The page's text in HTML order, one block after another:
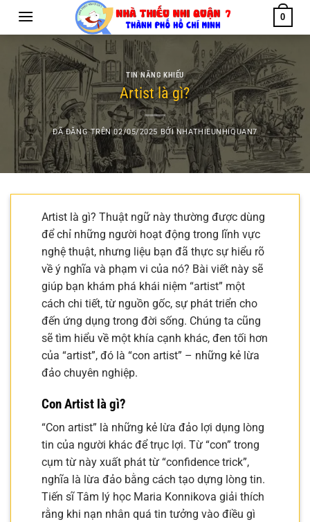
dung
0
TIN NĂNG KHIẾU
Artist là gì?
ĐÃ ĐĂNG TRÊN02/05/2025 BỞINHATHIEUNHIQUAN7
Artist là gì? Thuật ngữ này thường được dùng
để chỉ những người hoạt động trong lĩnh vực
nghệ thuật, nhưng liệu bạn đã thực sự hiểu rõ
về ý nghĩa và phạm vi của nó? Bài viết này sẽ
giúp bạn khám phá khái niệm “artist” một
cách chi tiết, từ nguồn gốc, sự phát triển cho
đến ứng dụng trong đời sống. Chúng ta cũng
sẽ tìm hiểu về một khía cạnh khác, đen tối hơn
của “artist”, đó là “con artist” – những kẻ lừa
đảo chuyên nghiệp.
Con Artist là gì?
“Con artist” là những kẻ lừa đảo lợi dụng lòng
tin của người khác để trục lợi. Từ “con” trong
cụm từ này xuất phát từ “confidence trick”,
nghĩa là lừa đảo bằng cách tạo dựng lòng tin.
Tiến sĩ Tâm lý học Maria Konnikova giải thích
rằng khi nạn nhân quá tin tưởng vào điều gì